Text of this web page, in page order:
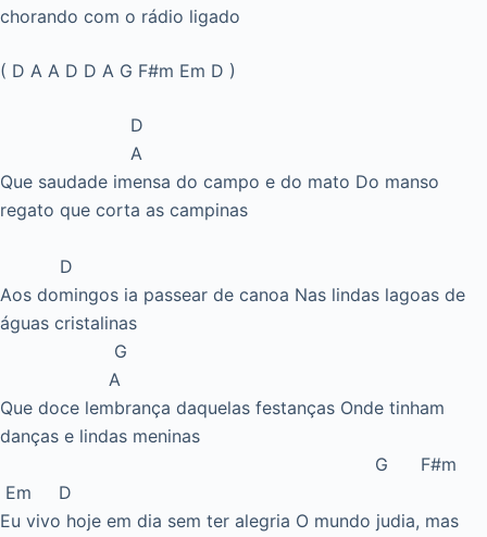
chorando com o rádio ligado
( D A A D D A G F#m Em D )
D
A
Que saudade imensa do campo e do mato Do manso
regato que corta as campinas
D
Aos domingos ia passear de canoa Nas lindas lagoas de
águas cristalinas
G
A
Que doce lembrança daquelas festanças Onde tinham
danças e lindas meninas
G F#m
Em D
Eu vivo hoje em dia sem ter alegria O mundo judia, mas